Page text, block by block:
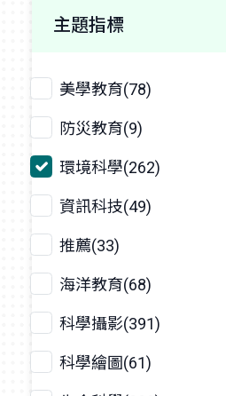
主題指標
美學教育(78)
防災教育(9)
環境科學(262)
資訊科技(49)
推薦(33)
海洋教育(68)
科學攝影(391)
科學繪圖(61)